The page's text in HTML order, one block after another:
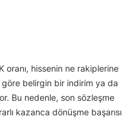
oranı, hissenin ne rakiplerine
belirgin bir indirim ya da
Bu nedenle, son sözleşme
kazanca dönüşme başarısı